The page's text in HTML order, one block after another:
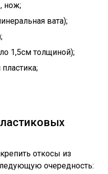
нож;
вата);
1,5см толщиной);
откосы из
очередность: